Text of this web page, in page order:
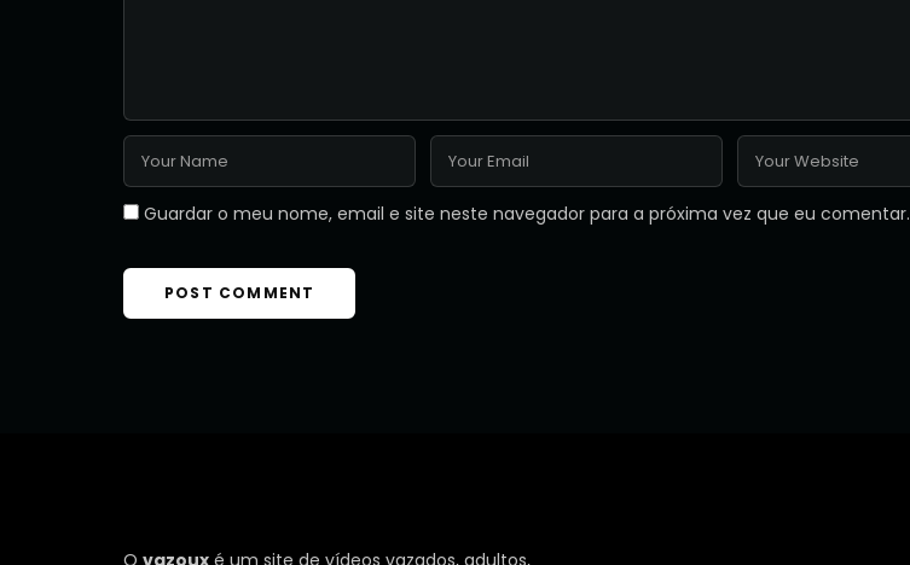
Guardar o meu nome, email e site neste navegador para a próxima vez que eu comentar.